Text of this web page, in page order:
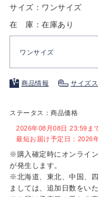
サイズ：ワンサイズ
在 庫：在庫あり
ワンサイズ
商品情報 サイズ
ステータス：商品価格
2026年08月08日 23:59ま
最短お届け予定日：2026
※購入確定時にオンライ
が発生します。
※北海道、東北、中国、
ましては、追加日数をいた